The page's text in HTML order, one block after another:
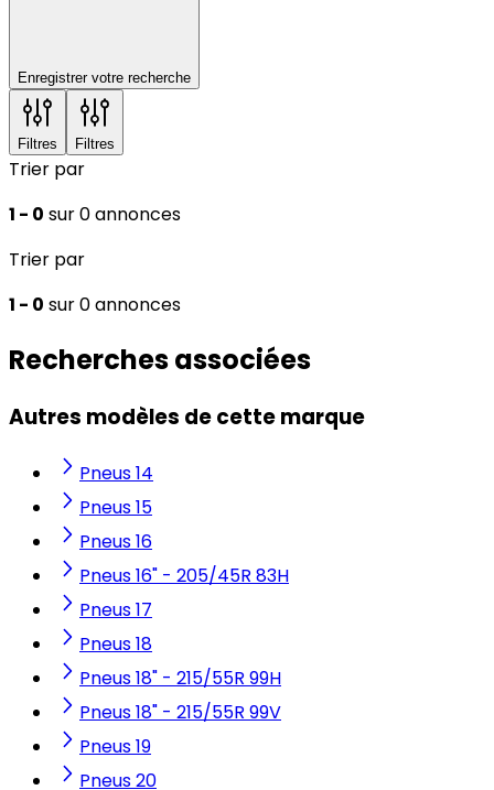
Enregistrer votre recherche
Filtres Filtres
Trier par
1 - 0 sur 0 annonces
Trier par
1 - 0 sur 0 annonces
Recherches associées
Autres modèles de cette marque
Pneus 14
Pneus 15
Pneus 16
Pneus 16" - 205/45R 83H
Pneus 17
Pneus 18
Pneus 18" - 215/55R 99H
Pneus 18" - 215/55R 99V
Pneus 19
Pneus 20